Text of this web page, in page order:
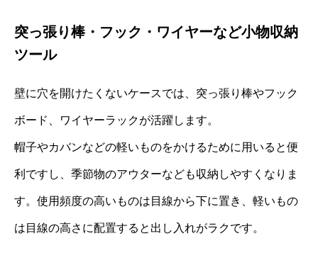
突っ張り棒・フック・ワイヤーなど小物収納
ツール
壁に穴を開けたくないケースでは、突っ張り棒やフック
ボード、ワイヤーラックが活躍します。
帽子やカバンなどの軽いものをかけるために用いると便
利ですし、季節物のアウターなども収納しやすくなりま
す。使用頻度の高いものは目線から下に置き、軽いもの
は目線の高さに配置すると出し入れがラクです。